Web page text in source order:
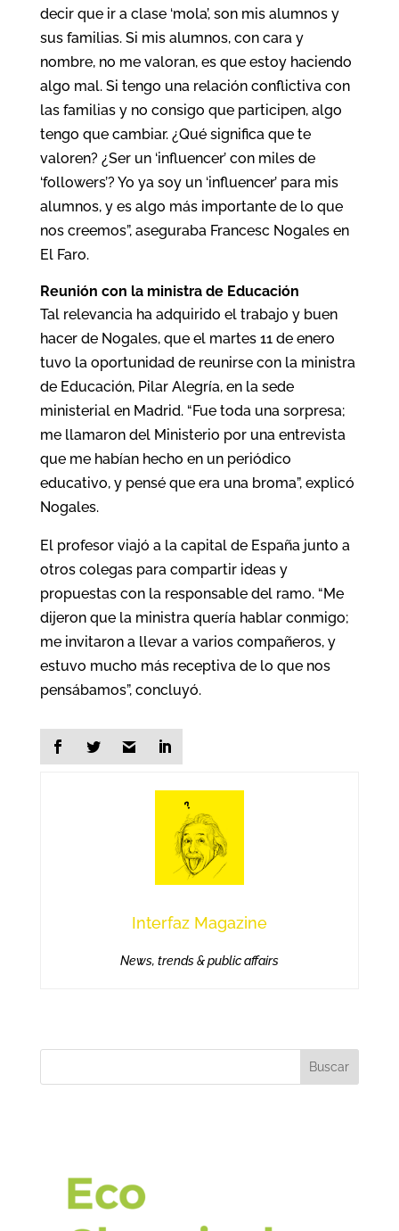
decir que ir a clase ‘mola’, son mis alumnos y
sus familias. Si mis alumnos, con cara y
nombre, no me valoran, es que estoy haciendo
algo mal. Si tengo una relación conflictiva con
las familias y no consigo que participen, algo
tengo que cambiar. ¿Qué significa que te
valoren? ¿Ser un ‘influencer’ con miles de
‘followers’? Yo ya soy un ‘influencer’ para mis
alumnos, y es algo más importante de lo que
nos creemos”, aseguraba Francesc Nogales en
El Faro.
Reunión con la ministra de Educación
Tal relevancia ha adquirido el trabajo y buen
hacer de Nogales, que el martes 11 de enero
tuvo la oportunidad de reunirse con la ministra
de Educación, Pilar Alegría, en la sede
ministerial en Madrid. “Fue toda una sorpresa;
me llamaron del Ministerio por una entrevista
que me habían hecho en un periódico
educativo, y pensé que era una broma”, explicó
Nogales.
El profesor viajó a la capital de España junto a
otros colegas para compartir ideas y
propuestas con la responsable del ramo. “Me
dijeron que la ministra quería hablar conmigo;
me invitaron a llevar a varios compañeros, y
estuvo mucho más receptiva de lo que nos
pensábamos”, concluyó.
Interfaz Magazine
News, trends & public affairs
Buscar